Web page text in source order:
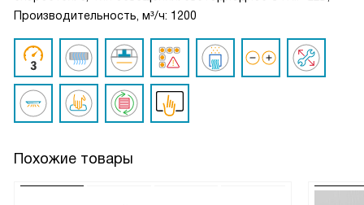
Производительность, м³/ч: 1200
Похожие товары